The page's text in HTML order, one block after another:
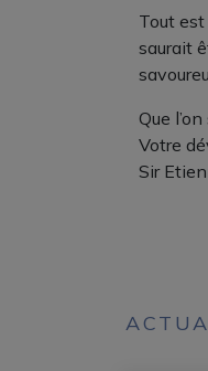
Tout
saurait
Que
Votre
Sir